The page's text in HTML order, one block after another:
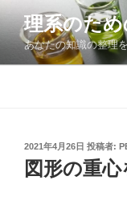
ン
ン
理系のた
あなたの知識の整理
投
稿
日:
2021年4月26日 投稿者:
図形の重